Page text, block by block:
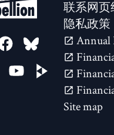
联系网页
隐私政策
Site map
ON